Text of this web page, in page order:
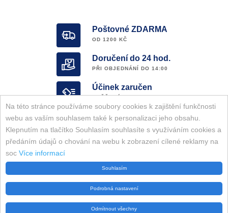
Odmítnout všechny
Podrobná nastavení
Souhlasím
Na této stránce používáme soubory cookies k zajištění funkčnosti
webu as vaším souhlasem také k personalizaci jeho obsahu.
Klepnutím na tlačítko Souhlasím souhlasíte s využíváním cookies a
předáním údajů o chování na webu k zobrazení cílené reklamy na
soc Více informací
Poštovné ZDARMA
OD 1200 KČ
Doručení do 24 hod.
PŘI OBJEDNÁNÍ DO 14:00
Účinek zaručen
OVĚŘENÝ E-SHOP
Garance ORIGINALITY
KOMPLETNÍ SORTIMENT ZNAČKY
Všechna práva vyhrazena. Belici-pasky.com © 2026